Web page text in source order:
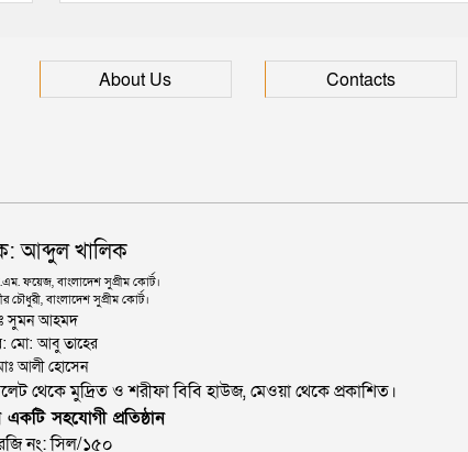
About Us Contacts
আব্দুল খালিক
ফয়েজ, বাংলাদেশ সুপ্রীম কোর্ট।
চৌধুরী, বাংলাদেশ সুপ্রীম কোর্ট।
সুমন আহমদ
মো: আবু তাহের
আলী হোসেন
থেকে মুদ্রিত ও শরীফা বিবি হাউজ, মেওয়া থেকে প্রকাশিত।
একটি সহযোগী প্রতিষ্ঠান
নং: সিল/১৫০